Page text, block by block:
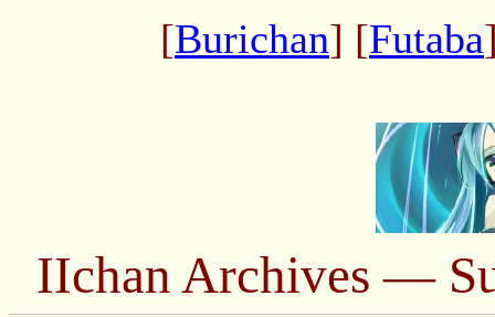
[Burichan] [Futaba
IIchan Archives —